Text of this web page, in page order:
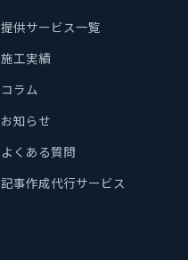
提供サービス一覧
施工実績
コラム
お知らせ
よくある質問
記事作成代行サービス